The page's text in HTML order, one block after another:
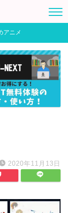
アニメ
2020年11月13日